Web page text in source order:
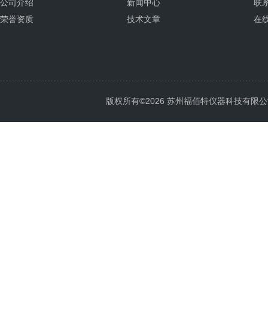
公司介绍
荣誉资质
新闻中心
技术文章
联
在
版权所有©2026 苏州福佰特仪器科技有限